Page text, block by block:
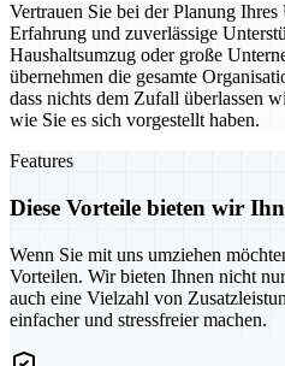
Vertrauen Sie bei der Planung
Erfahrung und zuverlässige
Haushaltsumzug oder große
übernehmen die gesamte
dass nichts dem Zufall überlassen
wie Sie es sich vorgestellt haben.
Features
Diese Vorteile bieten wir
Wenn Sie mit uns umziehen
Vorteilen. Wir bieten Ihnen nicht
auch eine Vielzahl von
einfacher und stressfreier machen.